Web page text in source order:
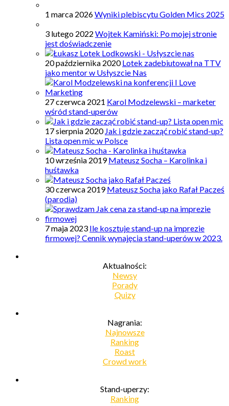
1 marca 2026Wyniki plebiscytu Golden Mics 2025
3 lutego 2022 Wojtek Kamiński: Po mojej stronie
jest doświadczenie
20 października 2020 Lotek zadebiutował na TTV
jako mentor w Usłyszcie Nas
27 czerwca 2021 Karol Modzelewski – marketer
wśród stand-uperów
17 sierpnia 2020 Jak i gdzie zacząć robić stand-up?
Lista open mic w Polsce
10 września 2019 Mateusz Socha – Karolinka i
huśtawka
30 czerwca 2019 Mateusz Socha jako Rafał Pacześ
(parodia)
7 maja 2023 Ile kosztuje stand-up na imprezie
firmowej? Cennik wynajęcia stand-uperów w 2023.
Aktualności:
Newsy
Porady
Quizy
Nagrania:
Najnowsze
Ranking
Roast
Crowd work
Stand-uperzy:
Ranking